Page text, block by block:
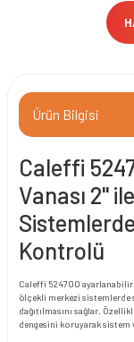
Ürün Bilgisi
Caleffi
Vanası 2"
Kontrolü
Caleffi 524700 ayarlanabilir
ölçekli merkezi sistemlerde
dağıtılmasını sağlar.
dengesini koruyarak sistem